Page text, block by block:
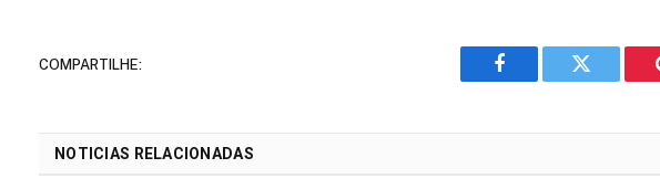
COMPARTILHE:
o
Twitter
NOTICIAS RELACIONADAS